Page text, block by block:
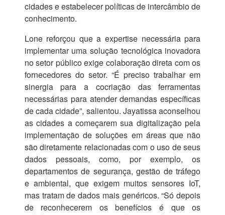
cidades e estabelecer políticas de intercâmbio de
conhecimento.
Lone reforçou que a expertise necessária para
implementar uma solução tecnológica inovadora
no setor público exige colaboração direta com os
fornecedores do setor. “É preciso trabalhar em
sinergia para a cocriação das ferramentas
necessárias para atender demandas específicas
de cada cidade”, salientou. Jayatissa aconselhou
as cidades a começarem sua digitalização pela
implementação de soluções em áreas que não
são diretamente relacionadas com o uso de seus
dados pessoais, como, por exemplo, os
departamentos de segurança, gestão de tráfego
e ambiental, que exigem muitos sensores IoT,
mas tratam de dados mais genéricos. “Só depois
de reconhecerem os benefícios é que os